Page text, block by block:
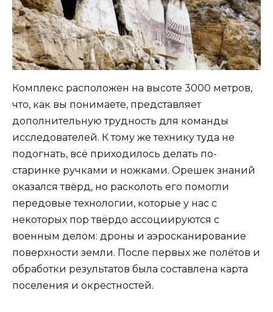
Комплекс расположен на высоте 3000 метров,
что, как вы понимаете, представляет
дополнительную трудность для команды
исследователей. К тому же технику туда не
подогнать, всё приходилось делать по-
старинке ручками и ножками. Орешек знаний
оказался твёрд, но расколоть его помогли
передовые технологии, которые у нас с
некоторых пор твёрдо ассоциируются с
военным делом: дроны и аэросканирование
поверхности земли. После первых же полётов и
обработки результатов была составлена карта
поселения и окрестностей.